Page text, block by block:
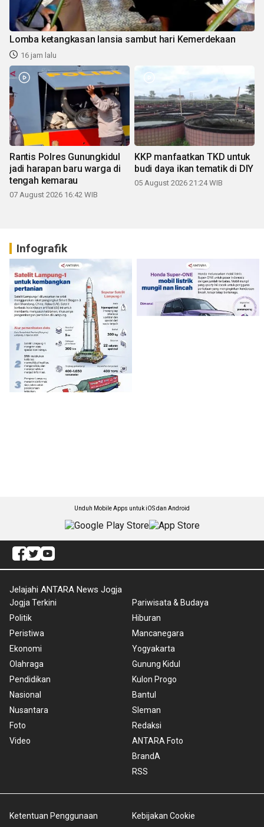
Lomba ketangkasan lansia sambut hari Kemerdekaan
16 jam lalu
Rantis Polres Gunungkidul
jadi harapan baru warga di
tengah kemarau
07 August 2026 16:42 WIB
KKP manfaatkan TKD untuk
budi daya ikan tematik di DIY
05 August 2026 21:24 WIB
Infografik
Unduh Mobile Apps untuk iOS dan Android
Jelajahi ANTARA News Jogja
Jogja Terkini
Politik
Peristiwa
Ekonomi
Olahraga
Pendidikan
Nasional
Nusantara
Foto
Video
Pariwisata & Budaya
Hiburan
Mancanegara
Yogyakarta
Gunung Kidul
Kulon Progo
Bantul
Sleman
Redaksi
ANTARA Foto
BrandA
RSS
Ketentuan Penggunaan
Kebijakan Cookie